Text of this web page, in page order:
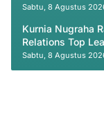
Sabtu, 8 Agustus
Kurnia Nugraha
Relations Top
Sabtu, 8 Agustus